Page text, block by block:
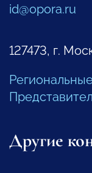
id@opora.ru
127473, г.
Другие